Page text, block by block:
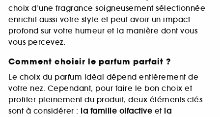
choix d’une fragrance soigneusement sélectionnée
enrichit aussi votre style et peut avoir un impact
profond sur votre humeur et la manière dont vous
vous percevez.
Comment choisir le parfum parfait ?
Le choix du parfum idéal dépend entièrement de
votre nez. Cependant, pour faire le bon choix et
profiter pleinement du produit, deux éléments clés
sont à considérer : la famille olfactive et la